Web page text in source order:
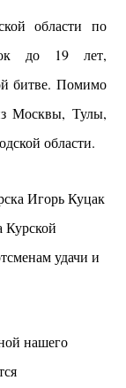
области по
до 19 лет,
битве. Помимо
Москвы, Тулы,
области.
Игорь Куцак
Курской
удачи и
нашего